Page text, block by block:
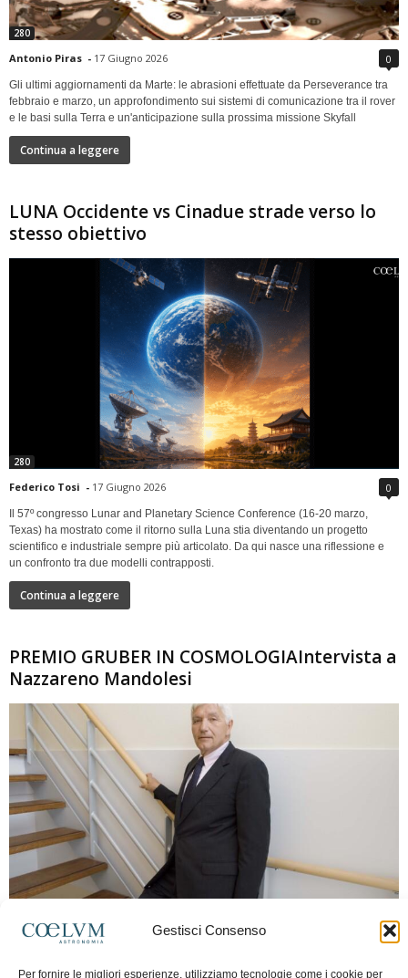
Gestisci Consenso
Per fornire le migliori esperienze, utilizziamo tecnologie come i cookie per
280
Antonio Piras - 17 Giugno 2026 0
Gli ultimi aggiornamenti da Marte: le abrasioni effettuate da Perseverance tra
febbraio e marzo, un approfondimento sui sistemi di comunicazione tra il rover
e le basi sulla Terra e un'anticipazione sulla prossima missione Skyfall
Continua a leggere
LUNA Occidente vs Cinadue strade verso lo
stesso obiettivo
280
Federico Tosi - 17 Giugno 2026 0
Il 57º congresso Lunar and Planetary Science Conference (16-20 marzo,
Texas) ha mostrato come il ritorno sulla Luna stia diventando un progetto
scientifico e industriale sempre più articolato. Da qui nasce una riflessione e
un confronto tra due modelli contrapposti.
Continua a leggere
PREMIO GRUBER IN COSMOLOGIAIntervista a
Nazzareno Mandolesi
Frida Paolella - 16 Giugno 2026 0
spaziale europea e della missione Planck. Il dialogo ripercorre i principali